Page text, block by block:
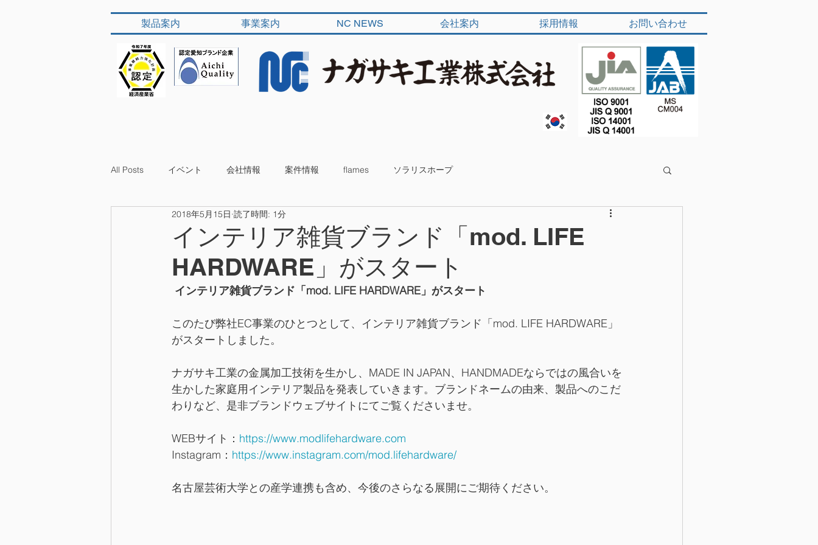
製品案内 事業案内 NC NEWS 会社案内 採用情報 お問い合わせ
All Posts イベント 会社情報 案件情報 flames ソラリスホープ
インテリア雑貨ブランド「mod. LIFE
HARDWARE」がスタート
2018年5月15日 読了時間: 1分
インテリア雑貨ブランド「mod. LIFE HARDWARE」がスタート
このたび弊社EC事業のひとつとして、インテリア雑貨ブランド「mod. LIFE HARDWARE」
がスタートしました。
ナガサキ工業の金属加工技術を生かし、MADE IN JAPAN、HANDMADEならではの風合いを
生かした家庭用インテリア製品を発表していきます。ブランドネームの由来、製品へのこだ
わりなど、是非ブランドウェブサイトにてご覧くださいませ。
WEBサイト： https://www.modlifehardware.com
Instagram： https://www.instagram.com/mod.lifehardware/
名古屋芸術大学との産学連携も含め、今後のさらなる展開にご期待ください。